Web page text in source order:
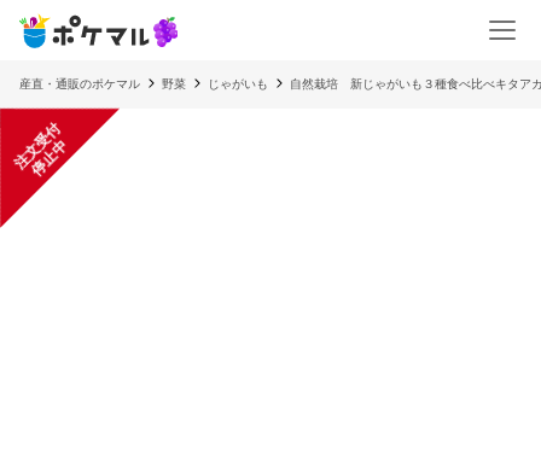
産直・通販のポケマル 野菜 じゃがいも 自然栽培 新じゃがいも３種食べ比べキタア
注
文
受
付
停
止
中